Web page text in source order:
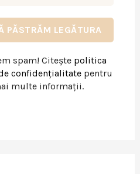
spam! Citește politica
confidențialitatepentru
multe informații.